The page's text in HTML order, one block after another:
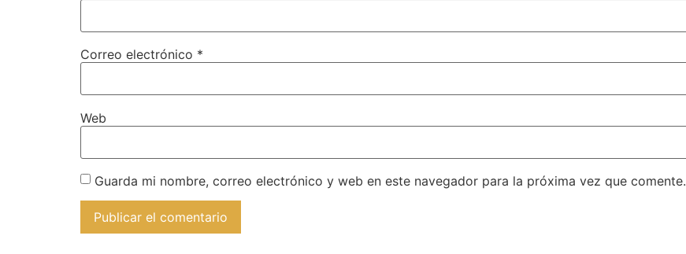
Correo electrónico *
Web
Guarda mi nombre, correo electrónico y web en este navegador para la próxima vez que comente.